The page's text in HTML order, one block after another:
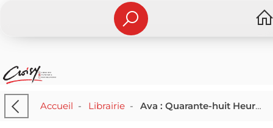
Accueil - Librairie- Ava : Quarante-huit Heures Dans La Vie D'ana Gardner